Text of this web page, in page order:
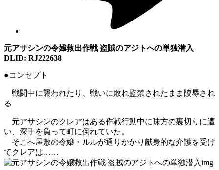
元アサシンの令嬢救出作戦 盗賊のアジトへの単独潜入
DLID: RJ222638
●コンセプト
戦闘中に襲われたり、戦いに敗れ監禁されたまま陵辱され
る
元アサシンのクレアはある作戦行動中に味方の裏切りに遭
い、深手を負って町に倒れていた。
そこへ屋敷の令嬢・ルルが通りかかり献身的な介護を受け
てクレアは……